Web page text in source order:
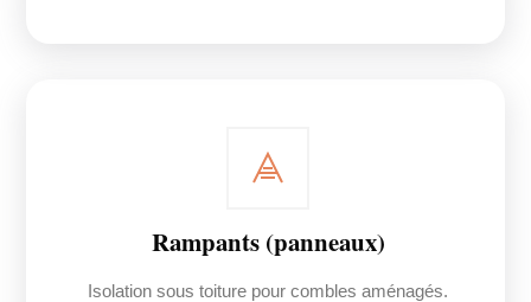
Rampants (panneaux)
Isolation sous toiture pour combles aménagés.